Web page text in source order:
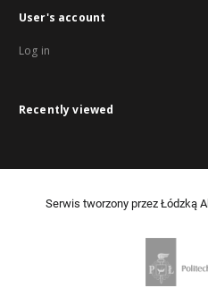
User's account
Log in
Recently viewed
Serwis tworzony przez Łódzką